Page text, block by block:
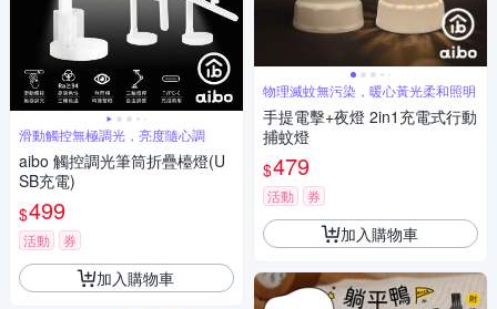
滑動觸控無極調光，亮度隨心調
aibo 觸控調光筆筒折疊檯燈(U
SB充電)
$499
活動 券
加入購物車
物理滅蚊無污染，暖心黃光柔和照明
手提電擊+夜燈 2in1充電式行動
捕蚊燈
$479
活動 券
加入購物車